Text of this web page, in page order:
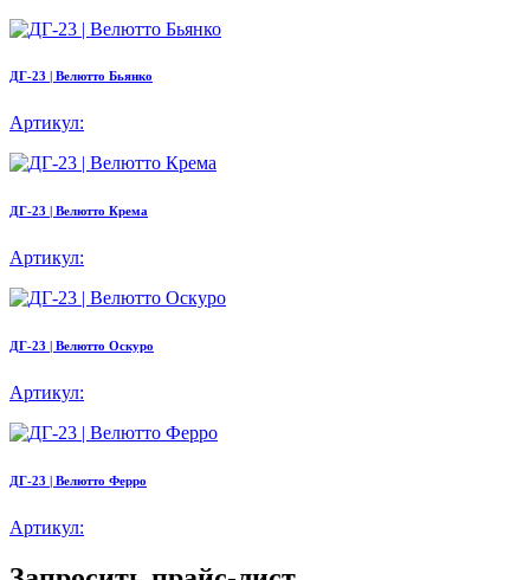
ДГ-23 | Велютто Бьянко
Артикул:
ДГ-23 | Велютто Крема
Артикул:
ДГ-23 | Велютто Оскуро
Артикул:
ДГ-23 | Велютто Ферро
Артикул: